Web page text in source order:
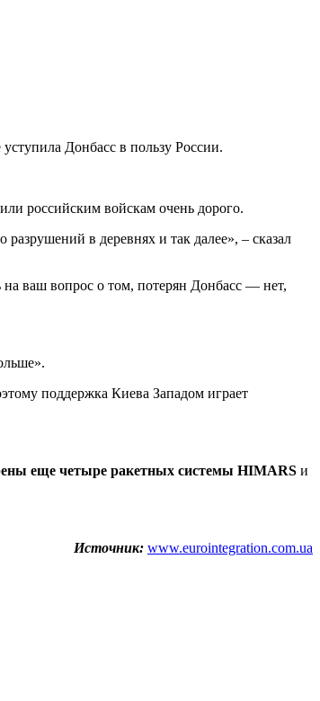
Донбасс в пользу России.
российским войскам очень дорого.
в деревнях и так далее», – сказал
на ваш вопрос о том, потерян Донбасс — нет,
поддержка Киева Западом играет
еще четыре ракетных системы HIMARS и
Источник: www.eurointegration.com.ua